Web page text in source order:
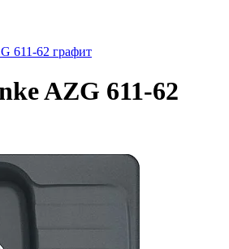
611-62 графит
AZG 611-62